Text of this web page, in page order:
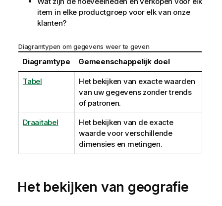
item in elke productgroep voor elk van onze
klanten?
Diagramtypen om gegevens weer te geven
Diagramtype Gemeenschappelijk doel
Tabel
Het bekijken van exacte waarden
van uw gegevens zonder trends
of patronen.
Draaitabel
Het bekijken van de exacte
waarde voor verschillende
dimensies en metingen.
Het bekijken van geografie